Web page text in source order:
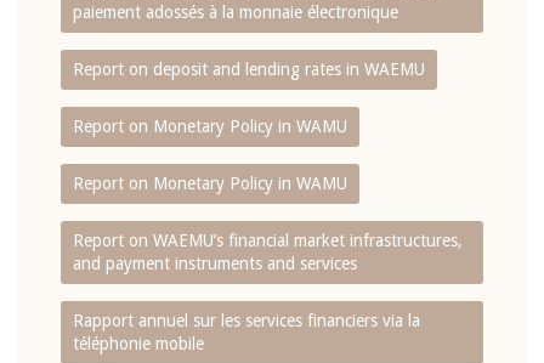
paiement adossés à la monnaie électronique
Report on deposit and lending rates in WAEMU
Report on Monetary Policy in WAMU
Report on Monetary Policy in WAMU
Report on WAEMU’s financial market infrastructures,
and payment instruments and services
Rapport annuel sur les services financiers via la
téléphonie mobile